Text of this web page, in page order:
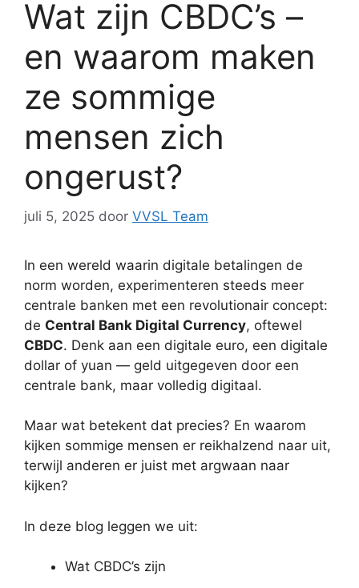
Wat zijn CBDC’s –
en waarom maken
ze sommige
mensen zich
ongerust?
juli 5, 2025 door VVSL Team
In een wereld waarin digitale betalingen de
norm worden, experimenteren steeds meer
centrale banken met een revolutionair concept:
de Central Bank Digital Currency, oftewel
CBDC. Denk aan een digitale euro, een digitale
dollar of yuan — geld uitgegeven door een
centrale bank, maar volledig digitaal.
Maar wat betekent dat precies? En waarom
kijken sommige mensen er reikhalzend naar uit,
terwijl anderen er juist met argwaan naar
kijken?
In deze blog leggen we uit:
Wat CBDC’s zijn